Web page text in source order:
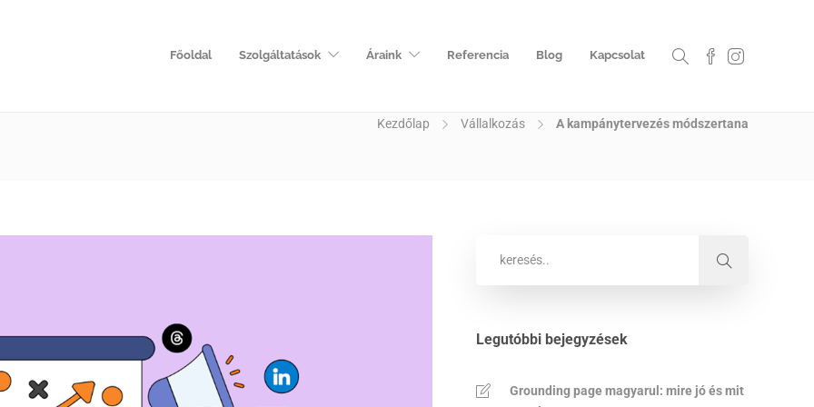
Főoldal Szolgáltatások Áraink Referencia Blog Kapcsolat
Kezdőlap Vállalkozás A kampánytervezés módszertana
Legutóbbi bejegyzések
Grounding page magyarul: mire jó és mit